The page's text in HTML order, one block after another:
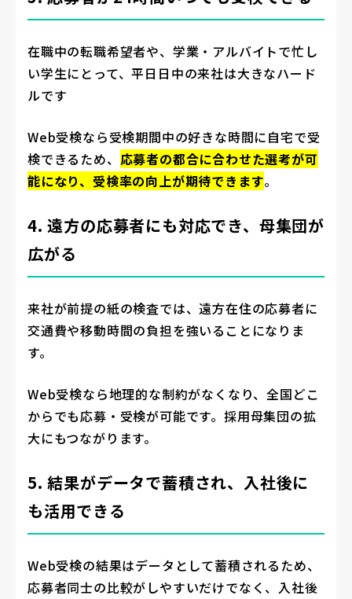
在職中の転職希望者や、学業・アルバイトで忙し
い学生にとって、平日日中の来社は大きなハード
ルです
Web受検なら受検期間中の好きな時間に自宅で受
検できるため、 応募者の都合に合わせた選考が可
能になり、受検率の向上が期待できます。
4. 遠方の応募者にも対応でき、母集団が
広がる
来社が前提の紙の検査では、遠方在住の応募者に
交通費や移動時間の負担を強いることになりま
す。
Web受検なら地理的な制約がなくなり、全国どこ
からでも応募・受検が可能です。採用母集団の拡
大にもつながります。
5. 結果がデータで蓄積され、入社後に
も活用できる
Web受検の結果はデータとして蓄積されるため、
応募者同士の比較がしやすいだけでなく、入社後